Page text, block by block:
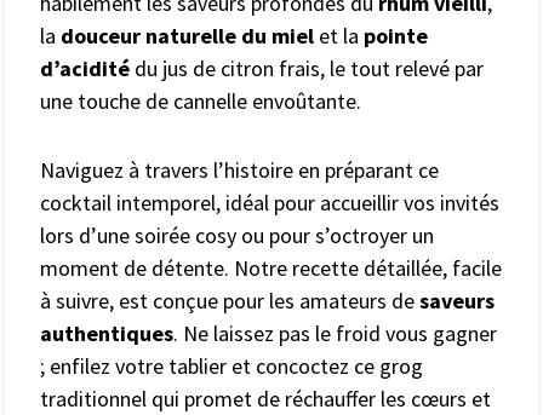
la douceur naturelle du miel et la pointe
d’acidité du jus de citron frais, le tout relevé par
une touche de cannelle envoûtante.
Naviguez à travers l’histoire en préparant ce
cocktail intemporel, idéal pour accueillir vos invités
lors d’une soirée cosy ou pour s’octroyer un
moment de détente. Notre recette détaillée, facile
à suivre, est conçue pour les amateurs desaveurs
authentiques. Ne laissez pas le froid vous gagner
; enfilez votre tablier et concoctez ce grog
traditionnel qui promet de réchauffer les cœurs et